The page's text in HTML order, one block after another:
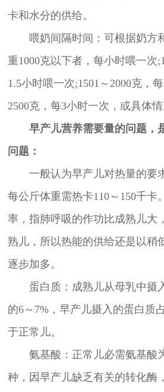
卡和水分的供给。
喂奶间隔时间：可根据奶方
重1000克以下者，每小时喂一次
1.5小时喂一次;1501～2000克，
2500克，每3小时一次，或具体情
早产儿营养需要量的问题，
问题：
一般认为早产儿对热量的要
每公斤体重需热卡110～150千卡
率，指肺呼吸的作功比成熟儿大
熟儿，所以热能的供给还是以稍
逐步加多。
蛋白质：成熟儿从母乳中摄
的6～7%，早产儿摄入的蛋白质
于正常儿。
氨基酸：正常儿必需氨基酸
种，因早产儿缺乏有关的转化酶